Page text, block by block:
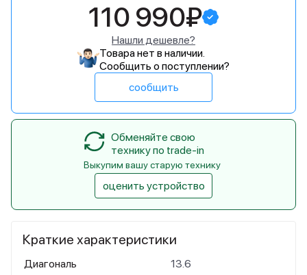
Краткие характеристики
Диагональ
13.6
110 990₽
Нашли дешевле?
Товара нет в наличии.
Сообщить о поступлении?
сообщить
Обменяйте свою
технику по trade-in
Выкупим вашу старую технику
оценить устройство